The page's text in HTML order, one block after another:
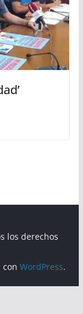
los derechos
conWordPress.